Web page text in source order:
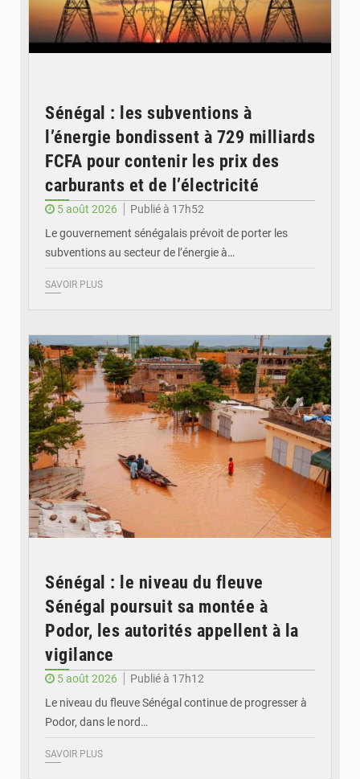
Sénégal : les subventions à
l’énergie bondissent à 729 milliards
FCFA pour contenir les prix des
carburants et de l’électricité
5 août 2026
Publié à 17h52
Le gouvernement sénégalais prévoit de porter les
subventions au secteur de l’énergie à…
SAVOIR PLUS
Sénégal : le niveau du fleuve
Sénégal poursuit sa montée à
Podor, les autorités appellent à la
vigilance
5 août 2026
Publié à 17h12
Le niveau du fleuve Sénégal continue de progresser à
Podor, dans le nord…
SAVOIR PLUS